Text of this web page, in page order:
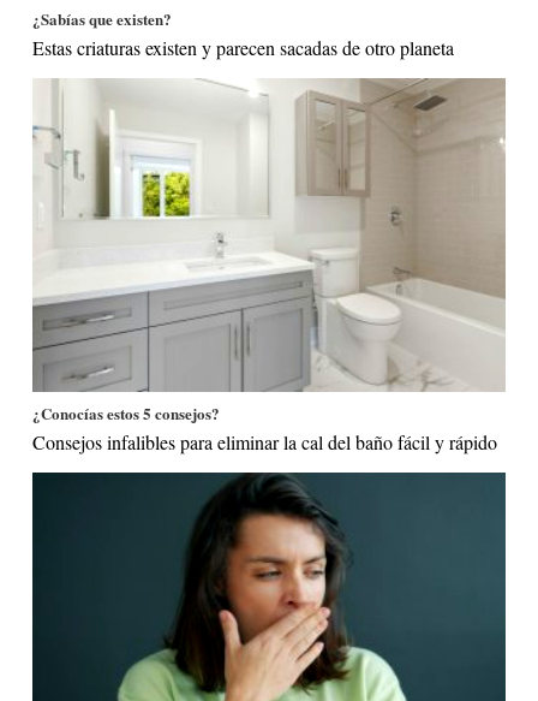
¿Sabías que existen?
Estas criaturas existen y parecen sacadas de otro planeta
¿Conocías estos 5 consejos?
Consejos infalibles para eliminar la cal del baño fácil y rápido